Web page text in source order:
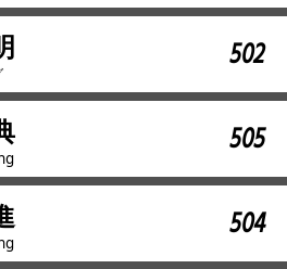
502
505
504